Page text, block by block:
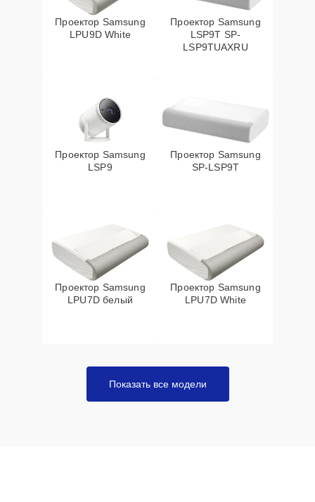
Проектор Samsung
LPU9D White
Проектор Samsung
LSP9T SP-
LSP9TUAXRU
Проектор Samsung
LSP9
Проектор Samsung
SP-LSP9T
Проектор Samsung
LPU7D белый
Проектор Samsung
LPU7D White
Показать все модели